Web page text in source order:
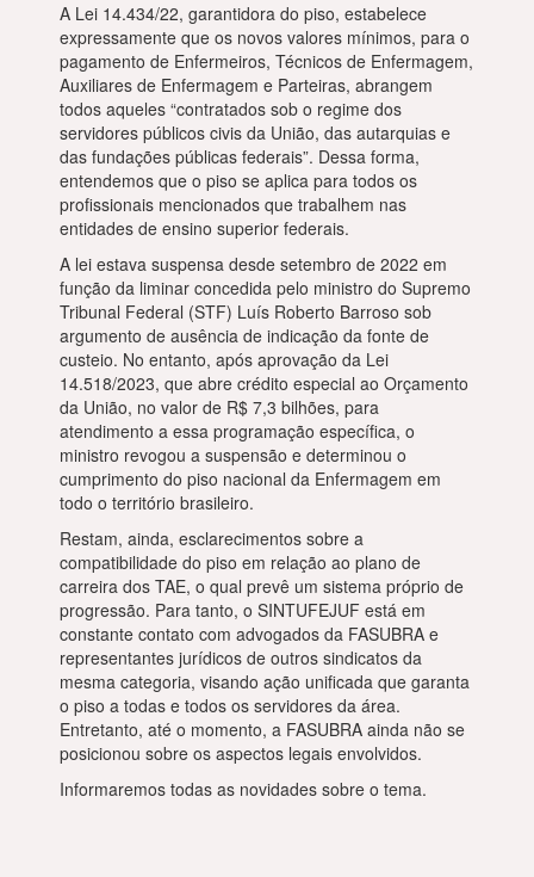
A Lei 14.434/22, garantidora do piso, estabelece
expressamente que os novos valores mínimos, para o
pagamento de Enfermeiros, Técnicos de Enfermagem,
Auxiliares de Enfermagem e Parteiras, abrangem
todos aqueles “contratados sob o regime dos
servidores públicos civis da União, das autarquias e
das fundações públicas federais”. Dessa forma,
entendemos que o piso se aplica para todos os
profissionais mencionados que trabalhem nas
entidades de ensino superior federais.
A lei estava suspensa desde setembro de 2022 em
função da liminar concedida pelo ministro do Supremo
Tribunal Federal (STF) Luís Roberto Barroso sob
argumento de ausência de indicação da fonte de
custeio. No entanto, após aprovação da Lei
14.518/2023, que abre crédito especial ao Orçamento
da União, no valor de R$ 7,3 bilhões, para
atendimento a essa programação específica, o
ministro revogou a suspensão e determinou o
cumprimento do piso nacional da Enfermagem em
todo o território brasileiro.
Restam, ainda, esclarecimentos sobre a
compatibilidade do piso em relação ao plano de
carreira dos TAE, o qual prevê um sistema próprio de
progressão. Para tanto, o SINTUFEJUF está em
constante contato com advogados da FASUBRA e
representantes jurídicos de outros sindicatos da
mesma categoria, visando ação unificada que garanta
o piso a todas e todos os servidores da área.
Entretanto, até o momento, a FASUBRA ainda não se
posicionou sobre os aspectos legais envolvidos.
Informaremos todas as novidades sobre o tema.